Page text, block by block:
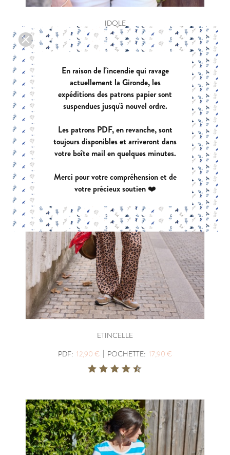
IDOLE
PDF: 12,90 € |POCHETTE: 17,90 €
ETINCELLE
PDF: 12,90 € | POCHETTE: 17,90 €
En raison de l'incendie qui ravage
actuellement la Gironde, les
expéditions des patrons papier sont
suspendues jusqu'à nouvel ordre.
Les patrons PDF, en revanche, sont
toujours disponibles et arriveront dans
votre boîte mail en quelques minutes.
Merci pour votre compréhension et de
votre précieux soutien ❤️